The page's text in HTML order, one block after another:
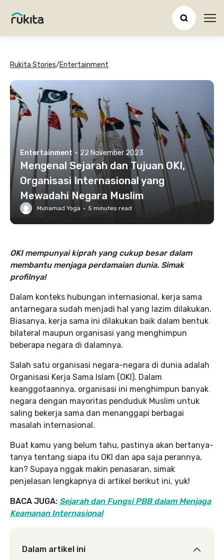
Rukita Stories/Entertainment
Entertainment · 22 November 2023
Mengenal Sejarah dan Tujuan OKI,
Organisasi Internasional yang
Mewadahi Negara Muslim
Muhamad Yoga · 5 minutes read
OKI mempunyai kiprah yang cukup besar dalam
membantu menjaga perdamaian dunia. Simak
profilnya!
Dalam konteks hubungan internasional, kerja sama
antarnegara sudah menjadi hal yang lazim dilakukan.
Biasanya, kerja sama ini dilakukan baik dalam bentuk
bilateral maupun organisasi yang menghimpun
beberapa negara di dalamnya.
Salah satu organisasi negara-negara di dunia adalah
Organisasi Kerja Sama Islam (OKI). Dalam
keanggotaannya, organisasi ini menghimpun banyak
negara dengan mayoritas penduduk Muslim untuk
saling bekerja sama dan menanggapi berbagai
masalah internasional.
Buat kamu yang belum tahu, pastinya akan bertanya-
tanya tentang siapa itu OKI dan apa saja perannya,
kan? Supaya nggak makin penasaran, simak
penjelasan lengkapnya di artikel berikut ini, yuk!
BACA JUGA: Sejarah dan Fungsi PBB dalam Menjaga
Keamanan Internasional
Dalam artikel ini